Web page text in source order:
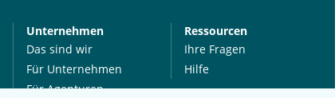
Unternehmen
Das sind wir
Für Unternehmen
Für Agenturen
Ressourcen
Ihre Fragen
Hilfe